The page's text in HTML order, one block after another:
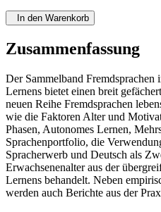
In den Warenkorb
Zusammenfassung
Der Sammelband Fremdsprachen
Lernens bietet einen breit
neuen Reihe Fremdsprachen
wie die Faktoren Alter und
Phasen, Autonomes Lernen,
Sprachenportfolio, die
Spracherwerb und Deutsch als
Erwachsenenalter aus der
Lernens behandelt. Neben
werden auch Berichte aus der